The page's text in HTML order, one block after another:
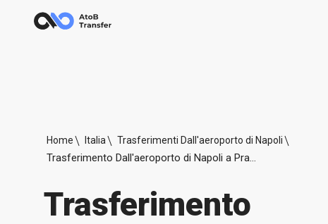
Home Italia Trasferimenti Dall'aeroporto di Napoli
Trasferimento Dall'aeroporto di Napoli a Praiano
Trasferimento